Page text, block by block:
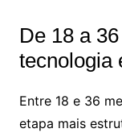
De 18 a
tecnologia
Entre 18 e 36
etapa mais